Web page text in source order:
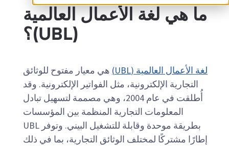
ما هي لغة الأعمال العالمية
(UBL)؟
لغة الأعمال العالمية (UBL)
هي معيار مفتوح للوثائق
التجارية الإلكترونية، مثل الفواتير الإلكترونية. وقد
أُطلقت في عام 2004، وهي مصممة لتسهيل تبادل
المعلومات التجارية المنظمة بين المؤسسات
بطريقة موحدة وقابلة للتشغيل البيني. وتوفر UBL
إطارًا مشتركًا لمختلف الوثائق التجارية، بما في ذلك